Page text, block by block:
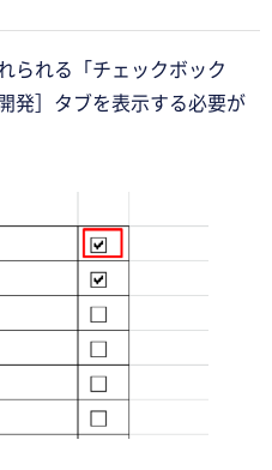
られる「チェックボック
発］タブを表示する必要が